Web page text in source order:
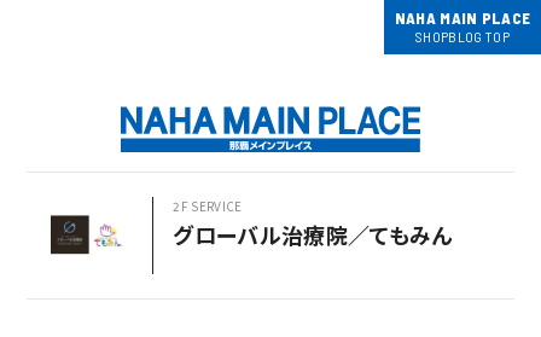
NAHA MAIN PLACE
SHOPBLOG TOP
2F SERVICE
グローバル治療院／てもみん